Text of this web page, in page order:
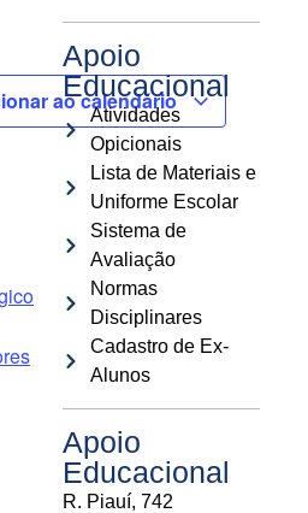
ao calendário
Apoio
Educacional
Atividades
Opicionais
Lista de Materiais e
Uniforme Escolar
Sistema de
Avaliação
Normas
Disciplinares
Cadastro de Ex-
Alunos
Apoio
Educacional
R. Piauí, 742